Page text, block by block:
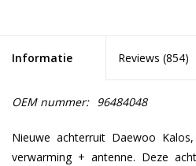
Informatie Reviews (854)
OEM nummer: 96484048
Nieuwe achterruit Daewoo
verwarming + antenne. Deze